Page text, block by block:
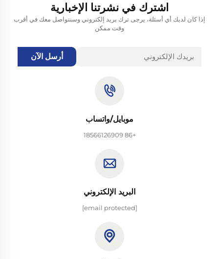
اشترك في نشرتنا الإخبارية
إذا كان لديك أي أسئلة، يرجى ترك بريد إلكتروني وسنتواصل معك في أقرب
وقت ممكن
أرسل الآن
موبايل/واتساب
+86 18566126909
البريد الإلكتروني
[email protected]